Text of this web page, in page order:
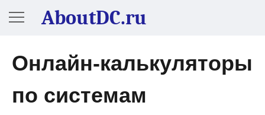
AboutDC.ru
Онлайн-калькуляторы
по системам